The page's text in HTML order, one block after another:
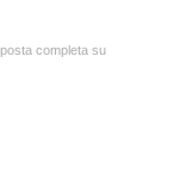
completa su